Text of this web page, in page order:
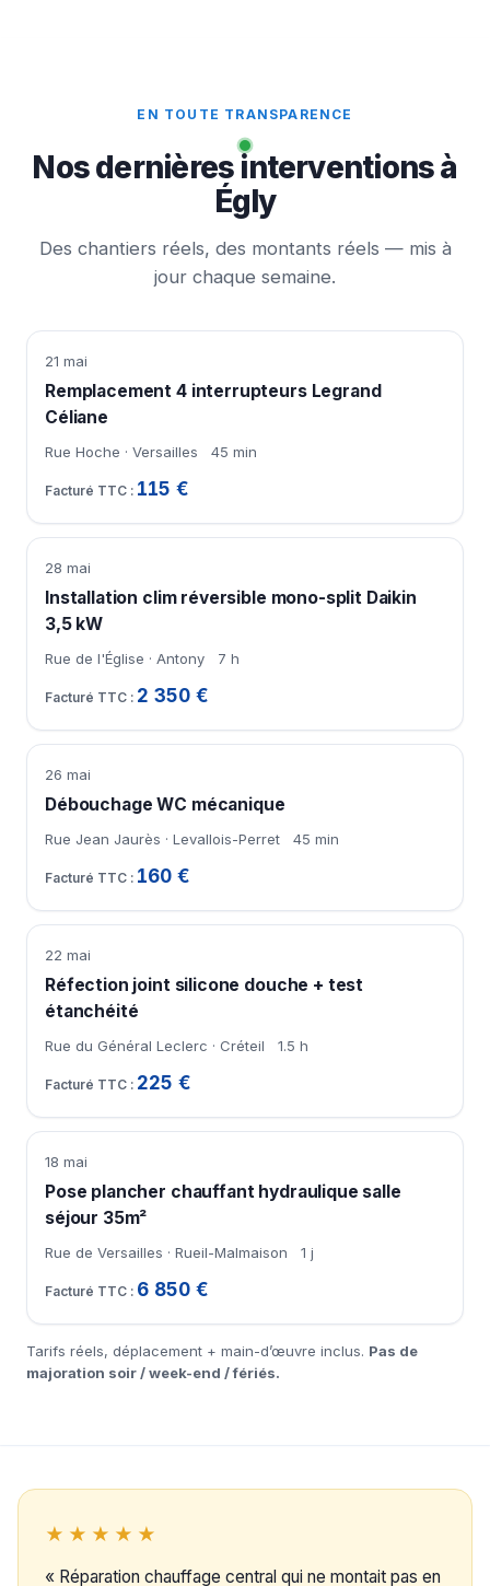
EN TOUTE TRANSPARENCE
Nos dernières interventions à
Égly
Des chantiers réels, des montants réels — mis à
jour chaque semaine.
21 mai
Remplacement 4 interrupteurs Legrand
Céliane
Rue Hoche · Versailles 45 min
115 €
28 mai
Installation clim réversible mono-split Daikin
3,5 kW
Rue de l'Église · Antony 7 h
2 350 €
26 mai
Débouchage WC mécanique
Rue Jean Jaurès · Levallois-Perret 45 min
160 €
22 mai
Réfection joint silicone douche + test
étanchéité
Rue du Général Leclerc · Créteil 1.5 h
225 €
18 mai
Pose plancher chauffant hydraulique salle
séjour 35m²
Rue de Versailles · Rueil-Malmaison 1 j
6 850 €
Tarifs réels, déplacement + main-d’œuvre inclus. Pas de
majoration soir / week-end / fériés.
★★★★★
« Réparation chauffage central qui ne montait pas en